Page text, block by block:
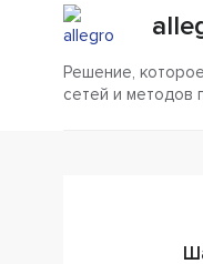
Решение,
сетей и методов